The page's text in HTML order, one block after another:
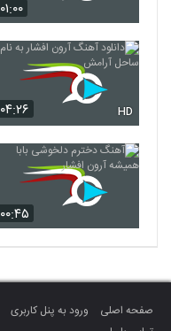
۰۱:۰۰
۰۴:۲۶ HD
۰۰:۴۵
صفحه اصلی ورود به پنل کاربری